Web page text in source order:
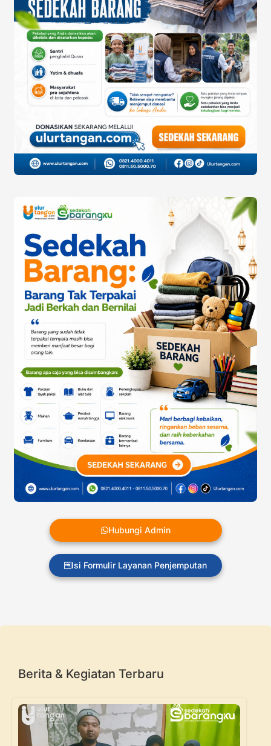
Hubungi Admin
Isi Formulir Layanan Penjemputan
Berita & Kegiatan Terbaru